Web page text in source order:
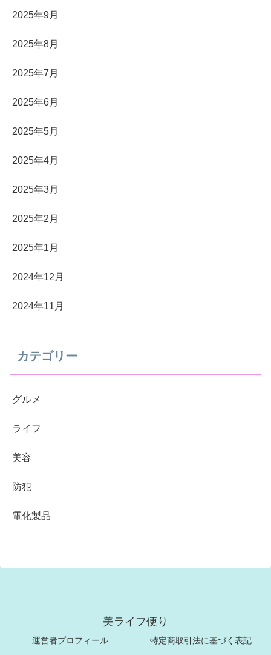
2025年9月
2025年8月
2025年7月
2025年6月
2025年5月
2025年4月
2025年3月
2025年2月
2025年1月
2024年12月
2024年11月
カテゴリー
グルメ
ライフ
美容
防犯
電化製品
美ライフ便り
運営者プロフィール 特定商取引法に基づく表記